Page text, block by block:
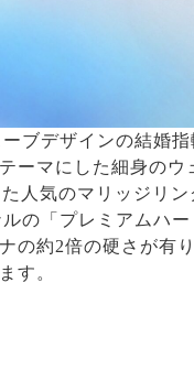
ブデザインの結婚
ーマにした細身の
人気のマリッジリン
の「プレミアムハ
の約2倍の硬さが有
す。